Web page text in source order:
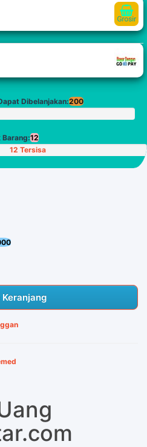
Dibelanjakan:200
Barang:12
12 Tersisa
Keranjang